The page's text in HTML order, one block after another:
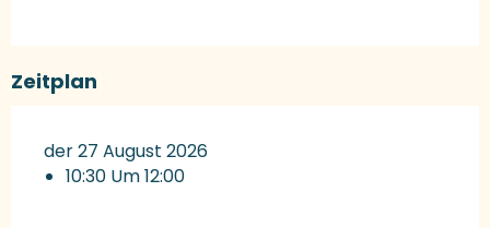
Zeitplan
der 27 August 2026
10:30 Um 12:00